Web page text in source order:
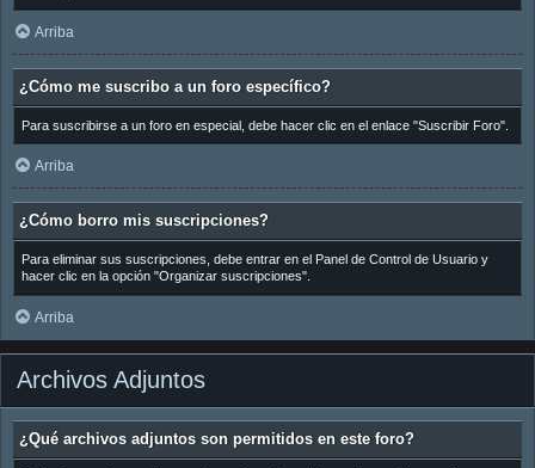
Arriba
¿Cómo me suscribo a un foro específico?
Para suscribirse a un foro en especial, debe hacer clic en el enlace "Suscribir Foro".
Arriba
¿Cómo borro mis suscripciones?
Para eliminar sus suscripciones, debe entrar en el Panel de Control de Usuario y
hacer clic en la opción "Organizar suscripciones".
Arriba
Archivos Adjuntos
¿Qué archivos adjuntos son permitidos en este foro?